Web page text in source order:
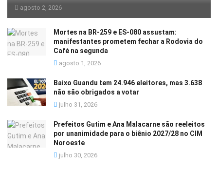
agosto 2, 2026
Mortes na BR-259 e ES-080 assustam:
manifestantes prometem fechar a Rodovia do
Café na segunda
agosto 1, 2026
Baixo Guandu tem 24.946 eleitores, mas 3.638
não são obrigados a votar
julho 31, 2026
Prefeitos Gutim e Ana Malacarne são reeleitos
por unanimidade para o biênio 2027/28 no CIM
Noroeste
julho 30, 2026